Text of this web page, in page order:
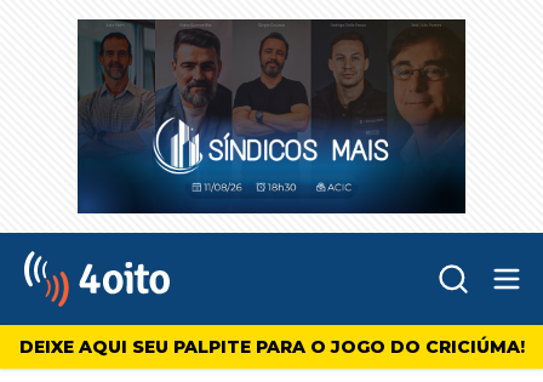
4oito
DEIXE AQUI SEU PALPITE PARA O JOGO DO CRICIÚMA!